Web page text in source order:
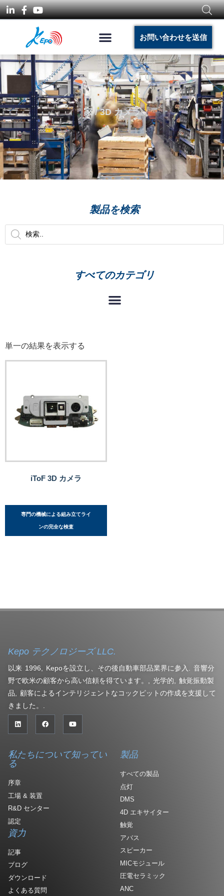
お問い合わせを送信
家/ 3D カメラ
製品を検索
すべてのカテゴリ
単一の結果を表示する
iToF 3D カメラ
専門の機械による組み立てライ
ンの完全な検査
Kepo テクノロジーズ LLC.
以来 1996, Kepoを設立し、その後自動車部品業界に参入. 音響分
野で欧米の顧客から高い信頼を得ています。, 光学的, 触覚振動製
品, 顧客によるインテリジェントなコックピットの作成を支援して
きました。.
私たちについて知ってい
る
序章
工場 & 装置
R&D センター
認定
製品
すべての製品
点灯
DMS
4D エキサイター
触覚
アバス
スピーカー
MICモジュール
圧電セラミック
ANC
資力
記事
ブログ
ダウンロード
よくある質問